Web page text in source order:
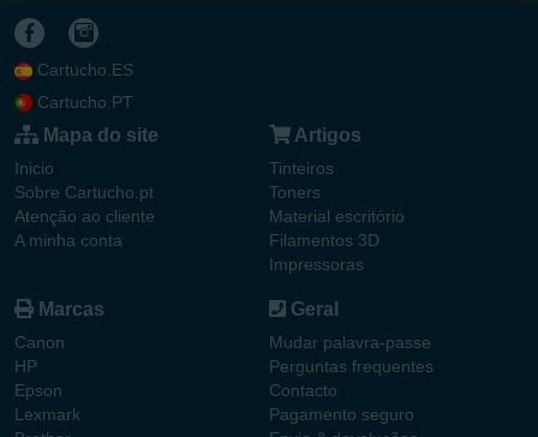
Cartucho.ES
Cartucho.PT
Mapa do site
Inicio
Sobre Cartucho.pt
Atenção ao cliente
A minha conta
Artigos
Tinteiros
Toners
Material escritório
Filamentos 3D
Impressoras
Marcas
Canon
HP
Epson
Lexmark
Geral
Mudar palavra-passe
Perguntas frequentes
Contacto
Pagamento seguro